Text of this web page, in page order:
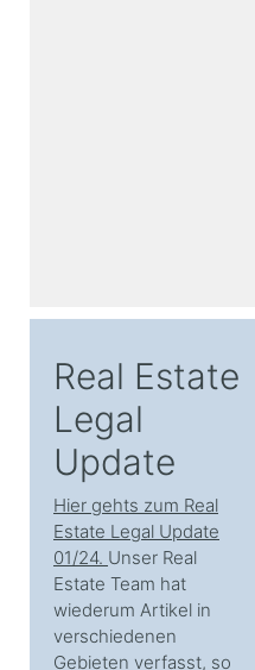
Real Estate
Legal
Update
Hier gehts zum Real
Estate Legal Update
01/24. Unser Real
Estate Team hat
wiederum Artikel in
verschiedenen
Gebieten verfasst, so